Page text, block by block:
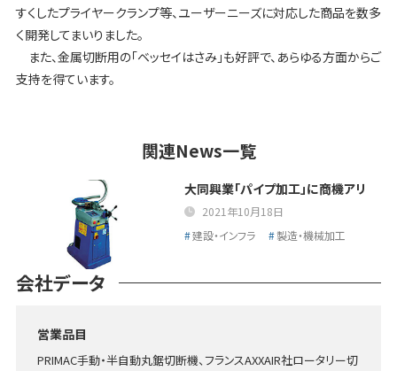
すくしたプライヤークランプ等、ユーザーニーズに対応した商品を数多
く開発してまいりました。
また、金属切断用の「ベッセイはさみ」も好評で、あらゆる方面からご
支持を得ています。
関連News一覧
大同興業「パイプ加工」に商機アリ
2021年10月18日
建設・インフラ
製造・機械加工
会社データ
営業品目
PRIMAC手動・半自動丸鋸切断機、フランスAXXAIR社ロータリー切